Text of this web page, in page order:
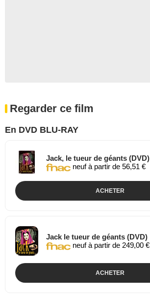
Regarder ce film
En DVD BLU-RAY
Jack, le tueur de géants (DVD)
neuf à partir de 56,51 €
ACHETER
Jack le tueur de géants (DVD)
neuf à partir de 249,00 €
ACHETER